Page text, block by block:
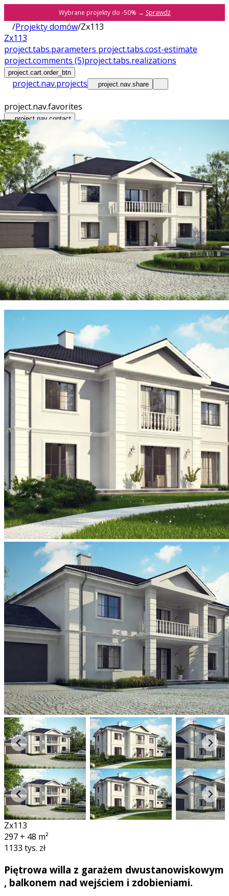
Wybrane projekty do -50% → Sprawdź
/Projekty domów/Zx113
Zx113
project.tabs.parameters project.tabs.cost-estimate
project.comments (5)project.tabs.realizations
project.cart.order_btn
project.nav.projects project.nav.share
project.nav.favorites
project.nav.contact
Zx113
297 + 48 m²
1133 tys. zł
Piętrowa willa z garażem dwustanowiskowym
, balkonem nad wejściem i zdobieniami.